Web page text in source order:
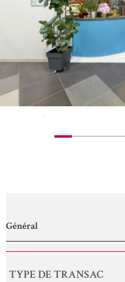
Général
Caractérisque Valeurs
TYPE DE TRANSAC